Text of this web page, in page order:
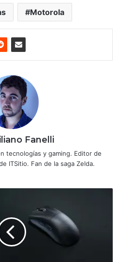
Motorola
Fanelli
tecnologías y gaming. Editor de
ITSitio. Fan de la saga Zelda.